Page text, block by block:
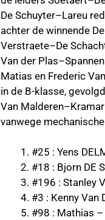
De Schuyter–Lareu
achter de winnende
Verstraete–De
Van der
Matias en Frederic
in de B-klasse,
Van
vanwege
#25 : Yens
#18 : Bjorn DE
#196 : Stanley
#3 : Kenny Van
#98 : Mathias –